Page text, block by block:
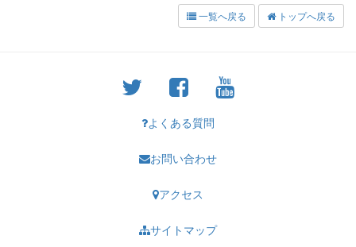
一覧へ戻る トップへ戻る
よくある質問
お問い合わせ
アクセス
サイトマップ